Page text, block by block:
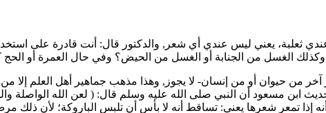
ثعلبة، يعني ليس عندي أي شعر, والدكتور قال: أنت قادرة على
الغسل من الجنابة أو الغسل من الحيض؟ وفي حال العمرة أو
من حيوان أو من إنسان- لا يجوز, وهذا مذهب جماهير أهل العلم
ابن مسعود أن النبي صلى الله عليه وسلم قال: ( لعن الله الواصلة
أنه إذا تمعر شعرها يعني: تساقط أنه لا بأس أن تلبس الباروكة؛ لأن